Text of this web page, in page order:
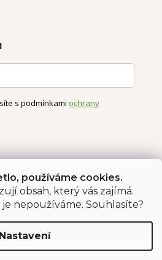
používáme cookies.
obsah, který vás zajímá.
nepoužíváme. Souhlasíte?
Nastavení
s podmínkami ochrany
Obchodní podmínky
ochrany údajů
Shoptet Premium